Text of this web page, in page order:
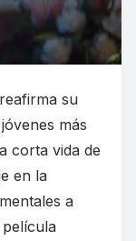
su
más
corta vida de
en la
a